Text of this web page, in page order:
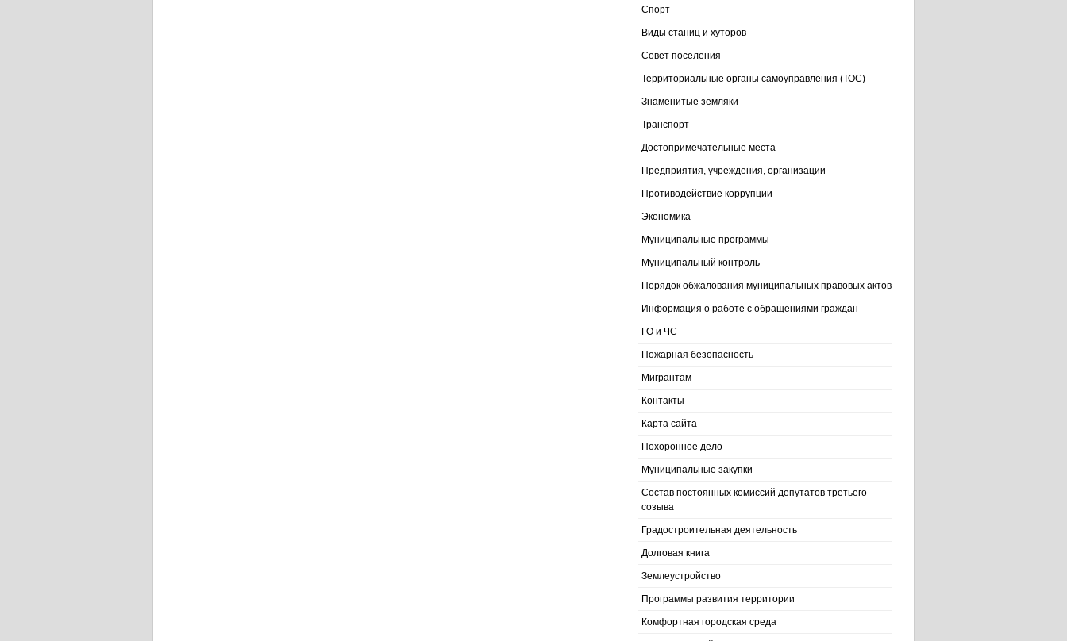
Спорт
Виды станиц и хуторов
Совет поселения
Территориальные органы самоуправления (ТОС)
Знаменитые земляки
Транспорт
Достопримечательные места
Предприятия, учреждения, организации
Противодействие коррупции
Экономика
Муниципальные программы
Муниципальный контроль
Порядок обжалования муниципальных правовых актов
Информация о работе с обращениями граждан
ГО и ЧС
Пожарная безопасность
Мигрантам
Контакты
Карта сайта
Похоронное дело
Муниципальные закупки
Состав постоянных комиссий депутатов третьего
созыва
Градостроительная деятельность
Долговая книга
Землеустройство
Программы развития территории
Комфортная городская среда